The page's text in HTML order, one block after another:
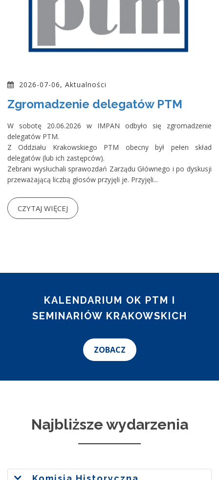
2026-07-06, Aktualności
Zgromadzenie delegatów PTM
W sobotę 20.06.2026 w IMPAN odbyło się zgromadzenie
delegatów PTM.
Z Oddziału Krakowskiego PTM obecny był pełen skład
delegatów (lub ich zastępców).
Zebrani wysłuchali sprawozdań Zarządu Głównego i po dyskusji
przeważającą liczbą głosów przyjęli je. Przyjęli...
CZYTAJ WIĘCEJ
KALENDARIUM OK PTM I
SEMINARIÓW KRAKOWSKICH
ZOBACZ
Najbliższe wydarzenia